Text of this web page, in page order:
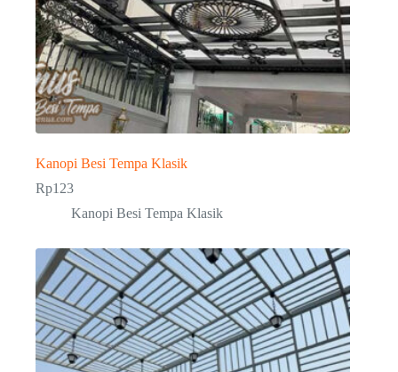
Kanopi Besi Tempa Klasik
Rp123
Kanopi Besi Tempa Klasik